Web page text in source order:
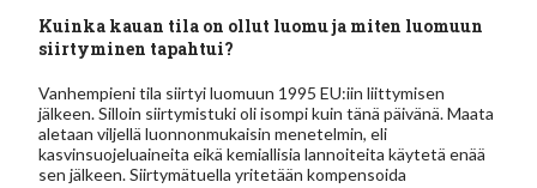
Kuinka kauan tila on ollut luomu ja miten luomuun
siirtyminen tapahtui?
Vanhempieni tila siirtyi luomuun 1995 EU:iin liittymisen
jälkeen. Silloin siirtymistuki oli isompi kuin tänä päivänä. Maata
aletaan viljellä luonnonmukaisin menetelmin, eli
kasvinsuojeluaineita eikä kemiallisia lannoiteita käytetä enää
sen jälkeen. Siirtymätuella yritetään kompensoida